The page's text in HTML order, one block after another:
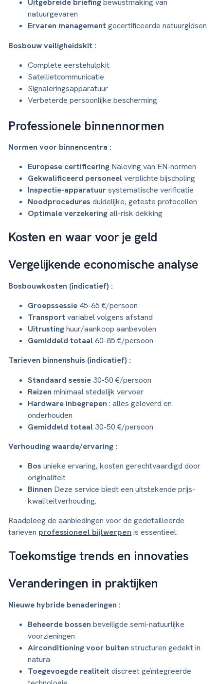
Uitgebreide briefingbewustmaking van
natuurgevaren
Ervaren management gecertificeerde natuurgidsen
Bosbouw veiligheidskit :
Complete eerstehulpkit
Satellietcommunicatie
Signaleringsapparatuur
Verbeterde persoonlijke bescherming
Professionele binnennormen
Normen voor binnencentra :
Europese certificering Naleving van EN-normen
Gekwalificeerd personeelverplichte bijscholing
Inspectie-apparatuursystematische verificatie
Noodprocedures duidelijke, geteste protocollen
Optimale verzekeringall-risk dekking
Kosten en waar voor je geld
Vergelijkende economische analyse
Bosbouwkosten (indicatief) :
Groepssessie 45-65 €/persoon
Transport variabel volgens afstand
Uitrustinghuur/aankoop aanbevolen
Gemiddeld totaal60-85 €/persoon
Tarieven binnenshuis (indicatief) :
Standaard sessie30-50 €/persoon
Reizen minimaal stedelijk vervoer
Hardware inbegrepen : alles geleverd en
onderhouden
Gemiddeld totaal30-50 €/persoon
Verhouding waarde/ervaring :
Bos unieke ervaring, kosten gerechtvaardigd door
originaliteit
Binnen Deze service biedt een uitstekende prijs-
kwaliteitverhouding.
Raadpleeg de aanbiedingen voor de gedetailleerde
tarieven professioneel bijlwerpen is essentieel.
Toekomstige trends en innovaties
Veranderingen in praktijken
Nieuwe hybride benaderingen :
Beheerde bossen beveiligde semi-natuurlijke
voorzieningen
Airconditioning voor buiten structuren gedekt in
natura
Toegevoegde realiteit discreet geïntegreerde